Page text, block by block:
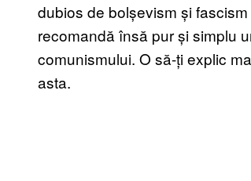
dubios de bolșevism și
recomandă însă pur și simplu
comunismului. O să-ți explic
asta.